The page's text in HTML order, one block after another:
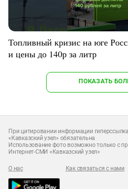
Топливный кризис на юге
и цены до 140р за литр
ПОКАЗАТЬ
При цитировании информации
«Кавказский узел» обязательна
Использование фото возможно только с
Интернет-СМИ «Кавказский узел»
О нас Как связаться с нами